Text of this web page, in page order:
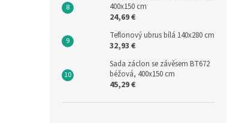
400x150 cm
24,69 €
Teflonový ubrus bílá 140x280 cm
32,93 €
Sada záclon se závěsem BT672
béžová, 400x150 cm
45,29 €